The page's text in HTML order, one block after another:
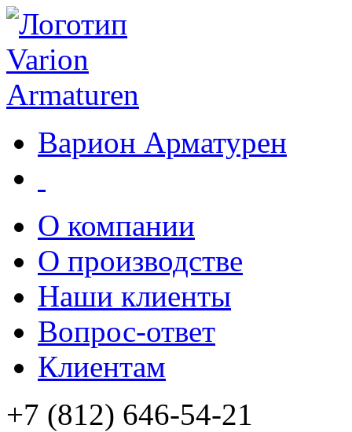
Варион Арматурен
О компании
О производстве
Наши клиенты
Вопрос-ответ
Клиентам
+7 (812) 646-54-21